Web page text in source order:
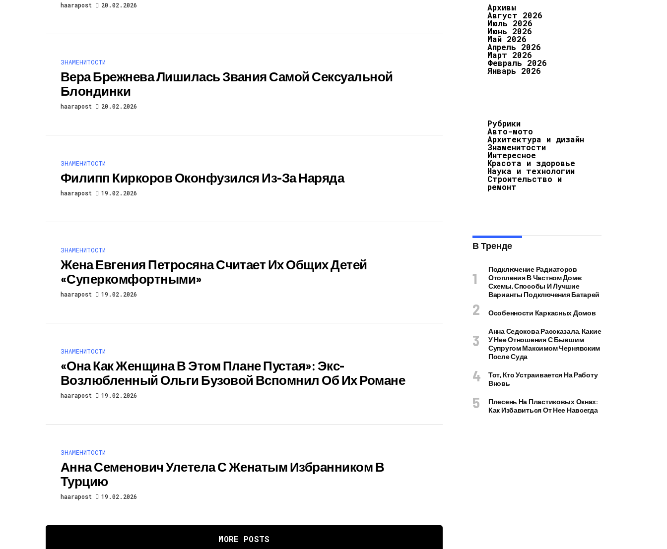
haarapost 20.02.2026
ЗНАМЕНИТОСТИ
Вера Брежнева Лишилась Звания Самой Сексуальной
Блондинки
haarapost 20.02.2026
ЗНАМЕНИТОСТИ
Филипп Киркоров Оконфузился Из-За Наряда
haarapost 19.02.2026
ЗНАМЕНИТОСТИ
Жена Евгения Петросяна Считает Их Общих Детей
«суперкомфортными»
haarapost 19.02.2026
ЗНАМЕНИТОСТИ
«Она Как Женщина В Этом Плане Пустая»: Экс-
Возлюбленный Ольги Бузовой Вспомнил Об Их Романе
haarapost 19.02.2026
ЗНАМЕНИТОСТИ
Анна Семенович Улетела С Женатым Избранником В
Турцию
haarapost 19.02.2026
MORE POSTS
Архивы
Август 2026
Июль 2026
Июнь 2026
Май 2026
Апрель 2026
Март 2026
Февраль 2026
Январь 2026
Рубрики
Авто-мото
Архитектура и дизайн
Знаменитости
Интересное
Красота и здоровье
Наука и технологии
Строительство и
ремонт
В Тренде
Подключение Радиаторов
Отопления В Частном Доме:
Схемы, Способы И Лучшие
Варианты Подключения Батарей
Особенности Каркасных Домов
Анна Седокова Рассказала, Какие
У Нее Отношения С Бывшим
Супругом Максимом Чернявским
После Суда
Тот, Кто Устраивается На Работу
Вновь
Плесень На Пластиковых Окнах:
Как Избавиться От Нее Навсегда